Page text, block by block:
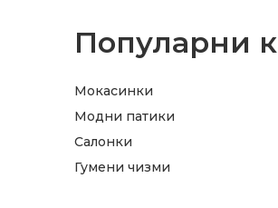
Популарни
Мокасинки
Модни патики
Салонки
Гумени чизми